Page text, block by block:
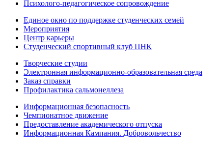
Психолого-педагогическое сопровождение
Единое окно по поддержке студенческих семей
Мероприятия
Центр карьеры
Студенческий спортивный клуб ПНК
Творческие студии
Электронная информационно-образовательная среда
Заказ справки
Профилактика сальмонеллеза
Информационная безопасность
Чемпионатное движение
Предоставление академического отпуска
Информационная Кампания. Добровольчество